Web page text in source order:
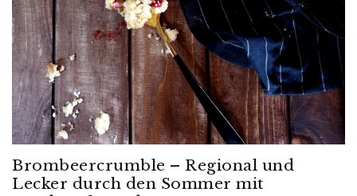
Brombeercrumble – Regional und
Lecker durch den Sommer mit